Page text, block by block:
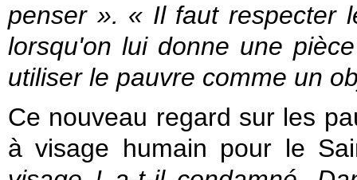
penser ». « Il faut respecter
lorsqu'on lui donne une
utiliser le pauvre comme un
Ce nouveau regard sur les
à visage humain pour le